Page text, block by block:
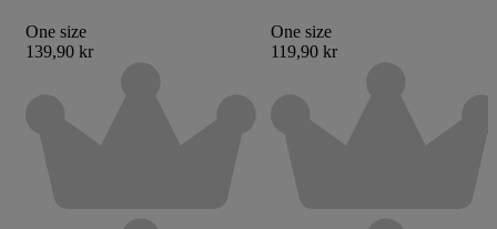
One size
139,90 kr
One size
119,90 kr